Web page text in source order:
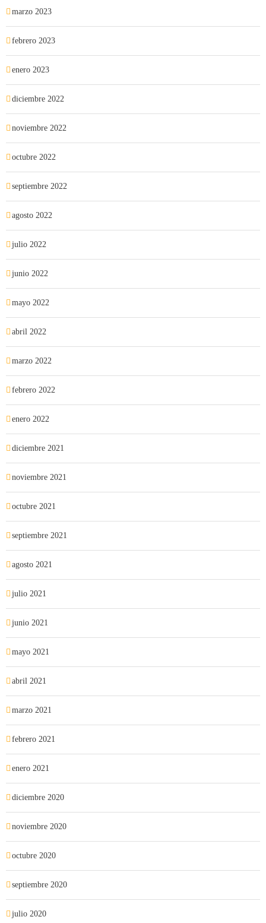
marzo 2023
febrero 2023
enero 2023
diciembre 2022
noviembre 2022
octubre 2022
septiembre 2022
agosto 2022
julio 2022
junio 2022
mayo 2022
abril 2022
marzo 2022
febrero 2022
enero 2022
diciembre 2021
noviembre 2021
octubre 2021
septiembre 2021
agosto 2021
julio 2021
junio 2021
mayo 2021
abril 2021
marzo 2021
febrero 2021
enero 2021
diciembre 2020
noviembre 2020
octubre 2020
septiembre 2020
julio 2020